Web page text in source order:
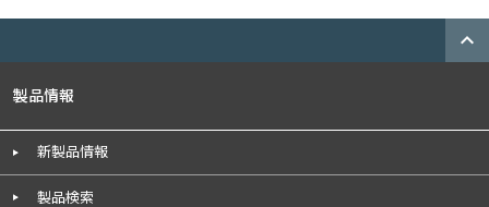
expand_less
製品情報
新製品情報
製品検索